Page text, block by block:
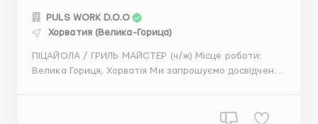
PULS WORK D.O.O
Хорватия (Велика-Горица)
ПІЦАЙОЛА / ГРИЛЬ МАЙСТЕР (ч/ж) Місце роботи:
Велика Гориця, Хорватія Ми запрошуємо досвідчених
електричному грилі. - Здатність ефективно